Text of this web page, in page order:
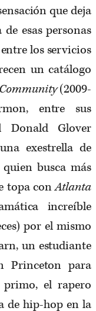
que deja
esas personas
los servicios
un catálogo
Community(2009-
entre sus
Donald Glover
exestrella de
busca más
topa conAtlanta
increíble
por el mismo
un estudiante
Princeton para
el rapero
de hip-hop en la